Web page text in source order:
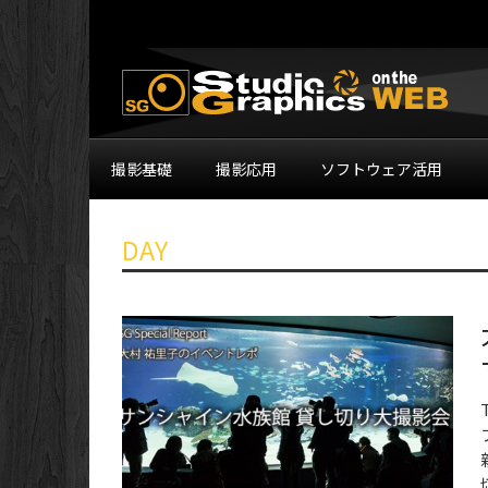
撮影基礎 撮影応用 ソフトウェア活用
DAY